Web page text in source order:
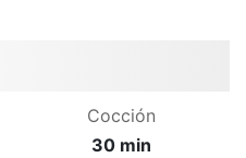
Cocción
30 min